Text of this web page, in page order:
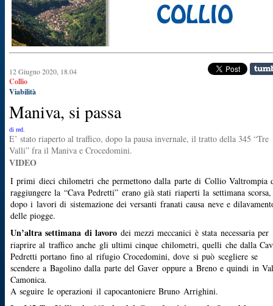
12 Giugno 2020, 18.04
Collio
Viabilità
Maniva, si passa
di red.
E’ stato riaperto al traffico, dopo la pausa invernale, il tratto della 345 “Tre
Valli” fra il Maniva e Crocedomini.
VIDEO
I primi dieci chilometri che permettono dalla parte di Collio Valtrompia
raggiungere la “Cava Pedretti” erano già stati riaperti la settimana scorsa,
dopo i lavori di sistemazione dei versanti franati causa neve e
delle piogge.
Un’altra settimana di lavoro dei mezzi meccanici è stata necessaria per
riaprire al traffico anche gli ultimi cinque chilometri, quelli che dalla
Pedretti portano fino al rifugio Crocedomini, dove si può scegliere se
scendere a Bagolino dalla parte del Gaver oppure a Breno e quindi in
Camonica.
A seguire le operazioni il capocantoniere Bruno Arrighini.